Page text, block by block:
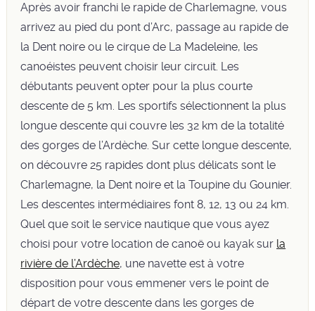
Après avoir franchi le rapide de Charlemagne, vous
arrivez au pied du pont d’Arc, passage au rapide de
la Dent noire ou le cirque de La Madeleine, les
canoéistes peuvent choisir leur circuit. Les
débutants peuvent opter pour la plus courte
descente de 5 km. Les sportifs sélectionnent la plus
longue descente qui couvre les 32 km de la totalité
des gorges de l’Ardèche. Sur cette longue descente,
on découvre 25 rapides dont plus délicats sont le
Charlemagne, la Dent noire et la Toupine du Gounier.
Les descentes intermédiaires font 8, 12, 13 ou 24 km.
Quel que soit le service nautique que vous ayez
choisi pour votre location de canoë ou kayak sur la
rivière de l’Ardèche, une navette est à votre
disposition pour vous emmener vers le point de
départ de votre descente dans les gorges de